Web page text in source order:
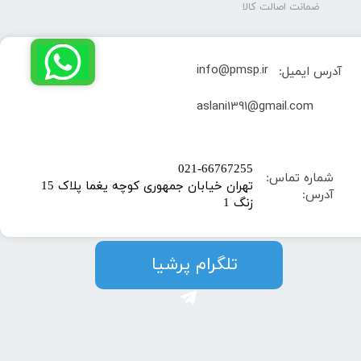
ضمانت اصالت کالا
شماره تماس:
آدرس:
​021-66767255
تهران خیابان جمهوری کوچه یغما پلاک 15
زنگ 1
آدرس ایمیل:
info@pmsp.ir
​aslani1391@gmail.com
​​​​تلگرام پرشیا